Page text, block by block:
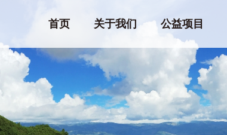
首页 关于我们 公益项目